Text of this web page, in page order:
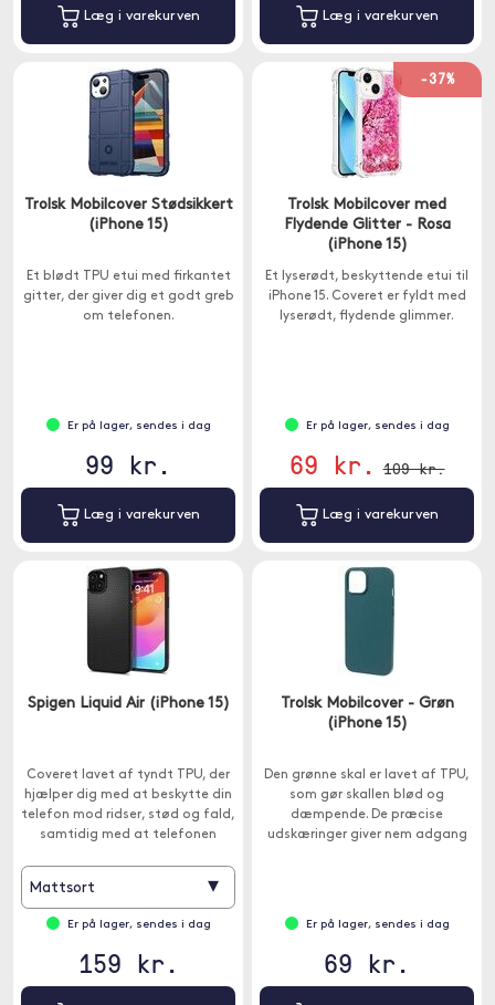
Læg i varekurven Læg i varekurven
Trolsk Mobilcover Stødsikkert
(iPhone 15)
Et blødt TPU etui med firkantet
gitter, der giver dig et godt greb
om telefonen.
Er på lager, sendes i dag
99 kr.
Læg i varekurven
-37%
Trolsk Mobilcover med
Flydende Glitter - Rosa
(iPhone 15)
Et lyserødt, beskyttende etui til
iPhone 15. Coveret er fyldt med
lyserødt, flydende glimmer.
Er på lager, sendes i dag
69 kr. 109 kr.
Læg i varekurven
Spigen Liquid Air (iPhone 15)
Coveret lavet af tyndt TPU, der
hjælper dig med at beskytte din
telefon mod ridser, stød og fald,
samtidig med at telefonen
Mattsort ▾
Er på lager, sendes i dag
159 kr.
Trolsk Mobilcover - Grøn
(iPhone 15)
Den grønne skal er lavet af TPU,
som gør skallen blød og
dæmpende. De præcise
udskæringer giver nem adgang
Er på lager, sendes i dag
69 kr.